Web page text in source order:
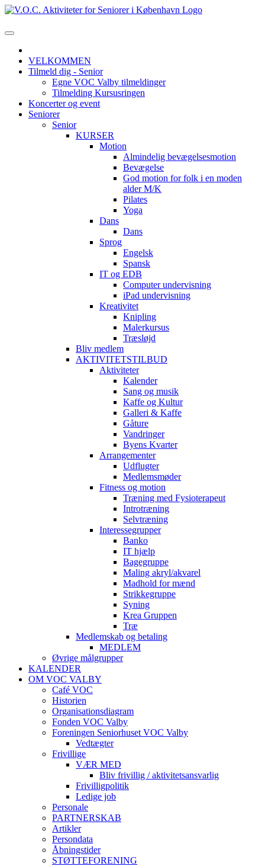
VELKOMMEN
Tilmeld dig - Senior
Egne VOC Valby tilmeldinger
Tilmelding Kursusringen
Koncerter og event
Seniorer
Senior
KURSER
Motion
Almindelig bevægelsesmotion
Bevægelse
God motion for folk i en moden
alder M/K
Pilates
Yoga
Dans
Dans
Sprog
Engelsk
Spansk
IT og EDB
Computer undervisning
iPad undervisning
Kreativitet
Knipling
Malerkursus
Træsløjd
Bliv medlem
AKTIVITETSTILBUD
Aktiviteter
Kalender
Sang og musik
Kaffe og Kultur
Galleri & Kaffe
Gåture
Vandringer
Byens Kvarter
Arrangementer
Udflugter
Medlemsmøder
Fitness og motion
Træning med Fysioterapeut
Introtræning
Selvtræning
Interessegrupper
Banko
IT hjælp
Bagegruppe
Maling akryl/akvarel
Madhold for mænd
Strikkegruppe
Syning
Krea Gruppen
Træ
Medlemskab og betaling
MEDLEM
Øvrige målgrupper
KALENDER
OM VOC VALBY
Café VOC
Historien
Organisationsdiagram
Fonden VOC Valby
Foreningen Seniorhuset VOC Valby
Vedtægter
Frivillige
VÆR MED
Bliv frivillig / aktivitetsansvarlig
Frivilligpolitik
Ledige job
Personale
PARTNERSKAB
Artikler
Persondata
Åbningstider
STØTTEFORENING